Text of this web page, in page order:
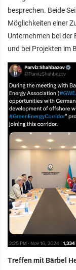
besprechen. Beide
Möglichkeiten einer
Unternehmen bei
und bei Projekten im
Treffen mit Bärbel